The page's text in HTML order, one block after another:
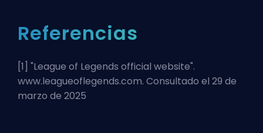
Referencias
[1] "League of Legends official website".
www.leagueoflegends.com. Consultado el 29 de
marzo de 2025